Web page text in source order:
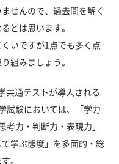
せんので、過去問を解く
とは思います。
いですが1点でも多く点
組みましょう。
共通テストが導入される
試験においては、「学力
力・判断力・表現力」
学ぶ態度」を多面的・総
。